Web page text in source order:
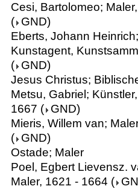
Cesi, Bartolomeo;
( GND)
Eberts, Johann
Kunstagent,
( GND)
Jesus Christus;
Metsu, Gabriel;
1667 ( GND)
Mieris, Willem van;
( GND)
Ostade; Maler
Poel, Egbert Lievensz.
Maler, 1621 - 1664 (